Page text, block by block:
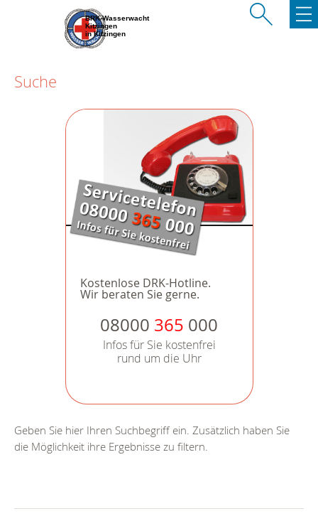
BRK-Wasserwacht
Kitzingen
in Kitzingen
Suche
Kostenlose DRK-Hotline.
Wir beraten Sie gerne.
08000 365 000
Infos für Sie kostenfrei
rund um die Uhr
Geben Sie hier Ihren Suchbegriff ein. Zusätzlich haben Sie
die Möglichkeit ihre Ergebnisse zu filtern.